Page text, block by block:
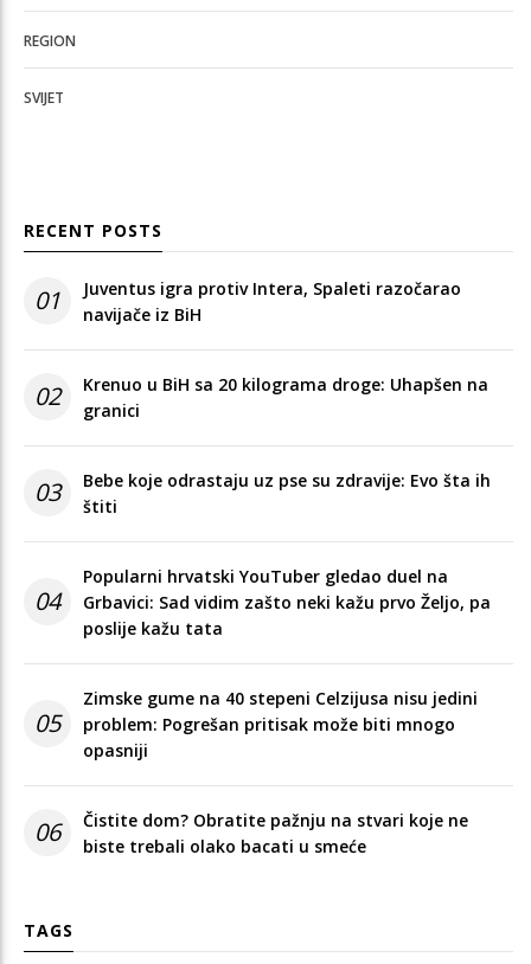
REGION
SVIJET
RECENT POSTS
01
Juventus igra protiv Intera, Spaleti razočarao
navijače iz BiH
02
Krenuo u BiH sa 20 kilograma droge: Uhapšen na
granici
03
Bebe koje odrastaju uz pse su zdravije: Evo šta ih
štiti
04
Popularni hrvatski YouTuber gledao duel na
Grbavici: Sad vidim zašto neki kažu prvo Željo, pa
poslije kažu tata
05
Zimske gume na 40 stepeni Celzijusa nisu jedini
problem: Pogrešan pritisak može biti mnogo
opasniji
06
Čistite dom? Obratite pažnju na stvari koje ne
biste trebali olako bacati u smeće
TAGS